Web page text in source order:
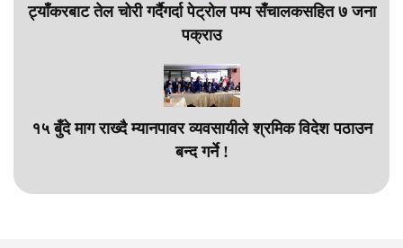
ट्याँकरबाट तेल चोरी गर्दैगर्दा पेट्रोल पम्प सँचालकसहित ७ जना
पक्राउ
१५ बुँदे माग राख्दै म्यानपावर व्यवसायीले श्रमिक विदेश पठाउन
बन्द गर्ने !